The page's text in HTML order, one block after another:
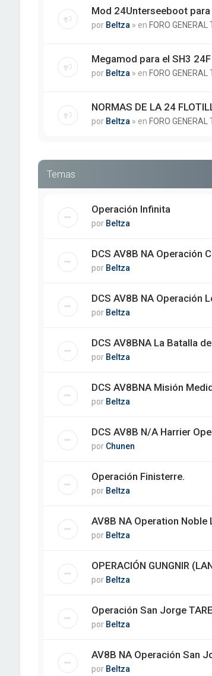
Mod 24Unterseeboot
por Beltza » en FORO GENERAL
Megamod para el SH3 24F
por Beltza » en FORO GENERAL
NORMAS DE LA 24
por Beltza » en FORO GENERAL
Temas
Operación Infinita
por Beltza
DCS AV8B NA Operación
por Beltza
DCS AV8B NA Operación
por Beltza
DCS AV8BNA La Batalla
por Beltza
DCS AV8BNA Misión
por Beltza
DCS AV8B N/A Harrier
por Chunen
Operación Finisterre.
por Beltza
AV8B NA Operation Noble
por Beltza
OPERACIÓN GUNGNIR
por Beltza
Operación San Jorge
por Beltza
AV8B NA Operación San
por Beltza